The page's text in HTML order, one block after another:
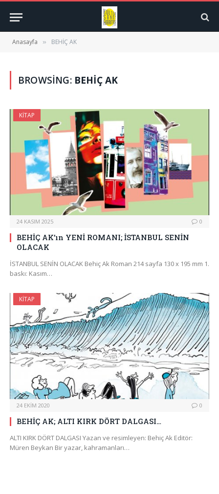
Anasayfa » BEHİÇ AK
BROWSING: BEHİÇ AK
KITAP
24 KASIM 2025 0
BEHİÇ AK’ın YENİ ROMANI; İSTANBUL SENİN
OLACAK
İSTANBUL SENİN OLACAK Behiç Ak Roman 214 sayfa 130 x 195 mm 1.
baskı: Kasım…
KITAP
24 EKIM 2020 0
BEHİÇ AK; ALTI KIRK DÖRT DALGASI…
ALTI KIRK DÖRT DALGASI Yazan ve resimleyen: Behiç Ak Editör:
Müren Beykan Bir yazar, kahramanları…